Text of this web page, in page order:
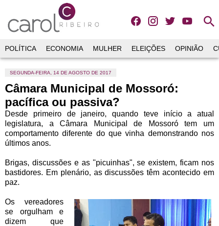
search
POLÍTICA ECONOMIA MULHER ELEIÇÕES OPINIÃO
SEGUNDA-FEIRA, 14 DE AGOSTO DE 2017
Câmara Municipal de Mossoró:
pacífica ou passiva?
Desde primeiro de janeiro, quando teve início a atual
legislatura, a Câmara Municipal de Mossoró tem um
comportamento diferente do que vinha demonstrando nos
últimos anos.
Brigas, discussões e as "picuinhas", se existem, ficam nos
bastidores. Em plenário, as discussões têm acontecido em
paz.
Os vereadores
se orgulham e
dizem que